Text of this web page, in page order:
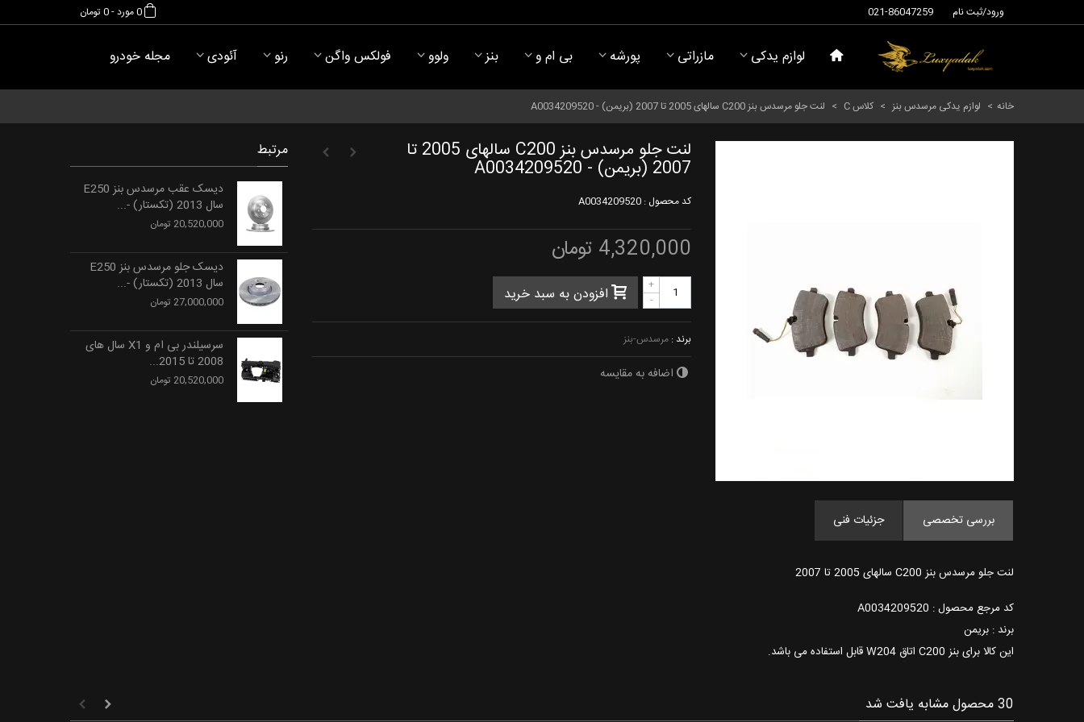
021-86047259 ورود/ثبت نام 0مورد-0 تومان
لوازم یدکی مازراتی پورشه بی ام و بنز ولوو فولکس واگن رنو آئودی مجله خودرو
خانه > لوازم یدکی مرسدس بنز > کلاس C > لنت جلو مرسدس بنز C200 سالهای 2005 تا 2007 (بریمن) - A0034209520
لنت جلو مرسدس بنز C200 سالهای 2005 تا
2007 (بریمن) - A0034209520
کد محصول : A0034209520
4,320,000 تومان
-
+ افزودن به سبد خرید
برند : مرسدس-بنز
اضافه به مقایسه
مرتبط
دیسک عقب مرسدس بنز E250
سال 2013 (تکستار) -...
20,520,000 تومان
دیسک جلو مرسدس بنز E250
سال 2013 (تکستار) -...
27,000,000 تومان
سرسیلندر بی ام و X1 سال های
2008 تا 2015...
20,520,000 تومان
بررسی تخصصی جزئیات فنی
لنت جلو مرسدس بنز C200 سالهای 2005 تا 2007
کد مرجع محصول : A0034209520
برند : بریمن
این کالا برای بنز C200 اتاق W204 قابل استفاده می باشد.
30 محصول مشابه یافت شد